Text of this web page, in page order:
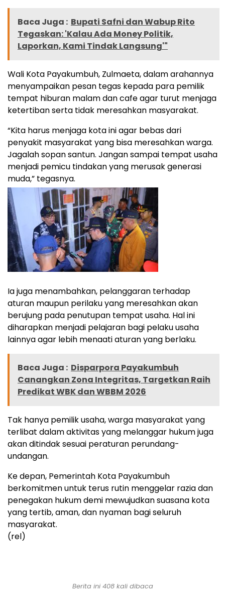
Baca Juga : Bupati Safni dan Wabup Rito
Tegaskan: 'Kalau Ada Money Politik,
Laporkan, Kami Tindak Langsung'"
Wali Kota Payakumbuh, Zulmaeta, dalam arahannya
menyampaikan pesan tegas kepada para pemilik
tempat hiburan malam dan cafe agar turut menjaga
ketertiban serta tidak meresahkan masyarakat.
“Kita harus menjaga kota ini agar bebas dari
penyakit masyarakat yang bisa meresahkan warga.
Jagalah sopan santun. Jangan sampai tempat usaha
menjadi pemicu tindakan yang merusak generasi
muda,” tegasnya.
Ia juga menambahkan, pelanggaran terhadap
aturan maupun perilaku yang meresahkan akan
berujung pada penutupan tempat usaha. Hal ini
diharapkan menjadi pelajaran bagi pelaku usaha
lainnya agar lebih menaati aturan yang berlaku.
Baca Juga : Disparpora Payakumbuh
Canangkan Zona Integritas, Targetkan Raih
Predikat WBK dan WBBM 2026
Tak hanya pemilik usaha, warga masyarakat yang
terlibat dalam aktivitas yang melanggar hukum juga
akan ditindak sesuai peraturan perundang-
undangan.
Ke depan, Pemerintah Kota Payakumbuh
berkomitmen untuk terus rutin menggelar razia dan
penegakan hukum demi mewujudkan suasana kota
yang tertib, aman, dan nyaman bagi seluruh
masyarakat.
(rel)
Berita ini 408 kali dibaca